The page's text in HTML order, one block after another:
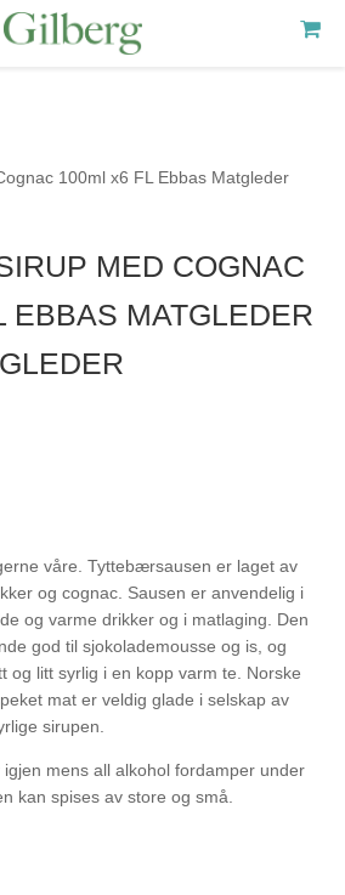
MED COGNAC
EBBAS MATGLEDER
våre. Tyttebærsausen er laget av
og cognac. Sausen er anvendelig i
og varme drikker og i matlaging. Den
god til sjokolademousse og is, og
og litt syrlig i en kopp varm te. Norske
mat er veldig glade i selskap av
sirupen.
mens all alkohol fordamper under
kan spises av store og små.